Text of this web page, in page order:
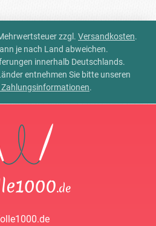
zzgl. Versandkosten.
je nach Land abweichen.
innerhalb Deutschlands.
entnehmen Sie bitte unseren
.